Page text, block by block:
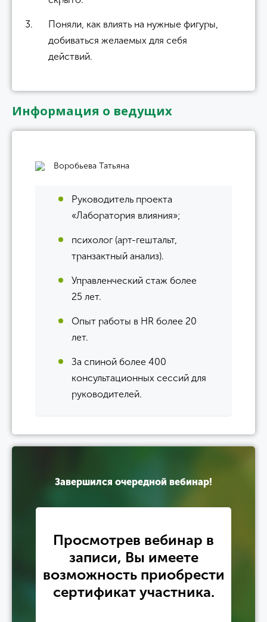
Поняли, как влиять на нужные фигуры,
добиваться желаемых для себя
действий.
Информация о ведущих
Воробьева Татьяна
Руководитель проекта
«Лаборатория влияния»;
психолог (арт-гештальт,
транзактный анализ).
Управленческий стаж более
25 лет.
Опыт работы в HR более 20
лет.
За спиной более 400
консультационных сессий для
руководителей.
Завершился очередной вебинар!
Просмотрев вебинар в
записи, Вы имеете
возможность приобрести
сертификат участника.